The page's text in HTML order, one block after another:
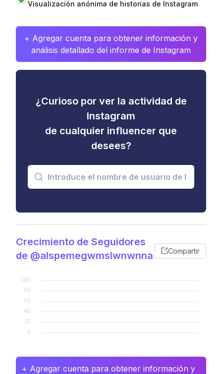
Visualización anónima de historias de Instagram
+ Agregar cuenta para obtener información y
análisis detallado del informe de Instagram
¿Curioso por ver la actividad de
Instagram
de cualquier influencer que
desees?
Crecimiento de Seguidores
de @alspemegwmslwnwnna
Compartir
+ Agregar cuenta para obtener información y